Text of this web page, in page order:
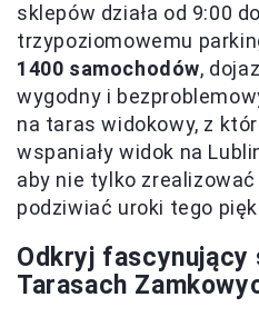
sklepów działa od 9:00
trzypoziomowemu
1400 samochodów,
wygodny i
na taras widokowy, z
wspaniały widok na
aby nie tylko
podziwiać uroki tego
Odkryj
Tarasach